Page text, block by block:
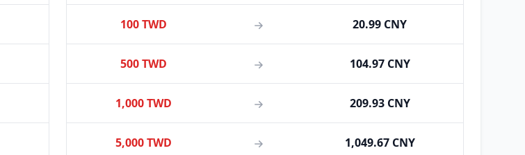
100 TWD 20.99 CNY
500 TWD 104.97 CNY
1,000 TWD 209.93 CNY
5,000 TWD 1,049.67 CNY